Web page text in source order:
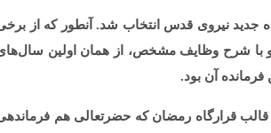
عنوان فرمانده جدید نیروی قدس انتخاب شد. آن­طور که از
با شرح وظایف مشخص، از همان اولین
آن بود.
قرارگاه رمضان که حضرتعالی هم